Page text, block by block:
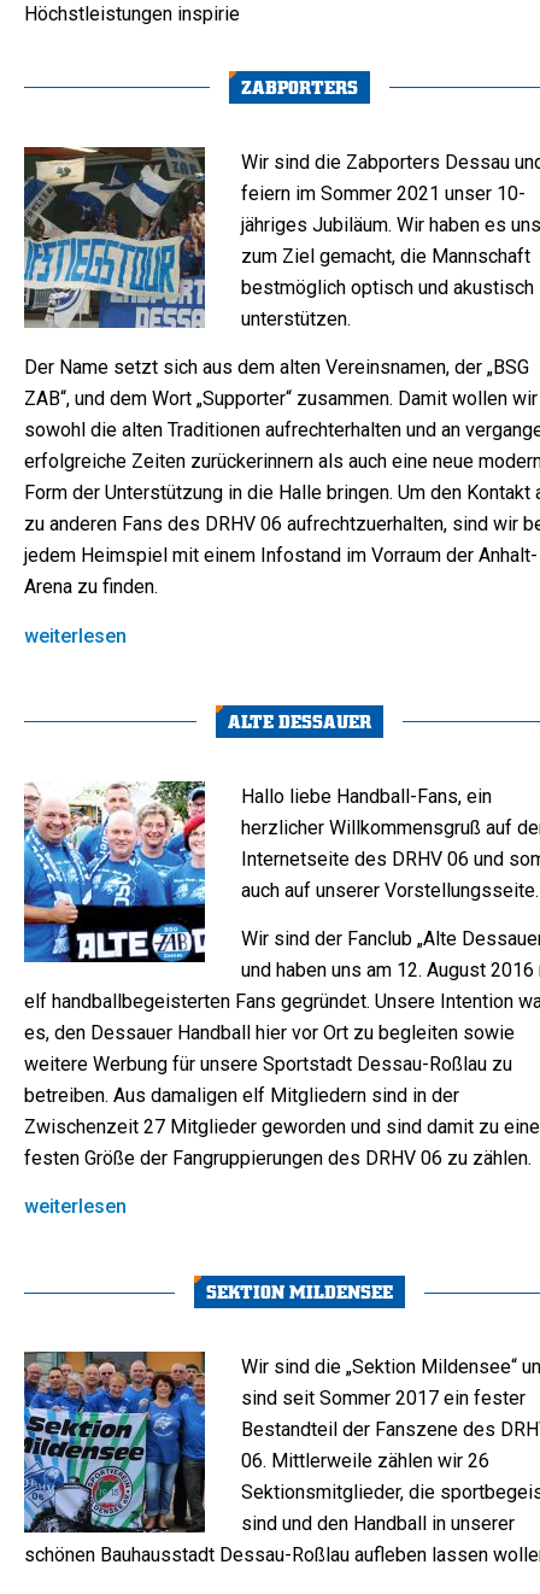
Höchstleistungen inspirie
ZABPORTERS
Wir sind die Zabporters Dessau
feiern im Sommer 2021 unser 10-
jähriges Jubiläum. Wir haben es uns
zum Ziel gemacht, die Mannschaft
bestmöglich optisch und akustisch
unterstützen.
Der Name setzt sich aus dem alten Vereinsnamen, der „BSG
ZAB“, und dem Wort „Supporter“ zusammen. Damit wollen wir
sowohl die alten Traditionen aufrechterhalten und an
erfolgreiche Zeiten zurückerinnern als auch eine neue
Form der Unterstützung in die Halle bringen. Um den Kontakt
zu anderen Fans des DRHV 06 aufrechtzuerhalten, sind wir
jedem Heimspiel mit einem Infostand im Vorraum der Anhalt-
Arena zu finden.
weiterlesen
ALTE DESSAUER
Hallo liebe Handball-Fans, ein
herzlicher Willkommensgruß auf
Internetseite des DRHV 06 und
auch auf unserer Vorstellungsseite.
Wir sind der Fanclub „Alte
und haben uns am 12. August 2016
elf handballbegeisterten Fans gegründet. Unsere Intention
es, den Dessauer Handball hier vor Ort zu begleiten sowie
weitere Werbung für unsere Sportstadt Dessau-Roßlau zu
betreiben. Aus damaligen elf Mitgliedern sind in der
Zwischenzeit 27 Mitglieder geworden und sind damit zu
festen Größe der Fangruppierungen des DRHV 06 zu zählen.
weiterlesen
SEKTION MILDENSEE
Wir sind die „Sektion Mildensee“
sind seit Sommer 2017 ein fester
Bestandteil der Fanszene des
06. Mittlerweile zählen wir 26
Sektionsmitglieder, die
sind und den Handball in unserer
schönen Bauhausstadt Dessau-Roßlau aufleben lassen